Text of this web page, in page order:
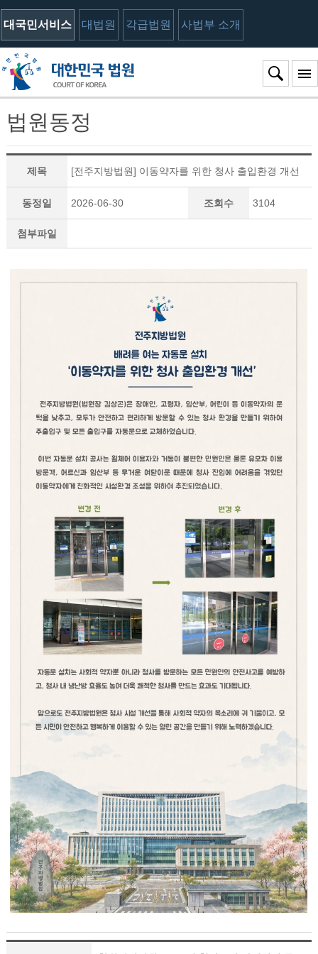
대국민서비스 대법원 각급법원 사법부 소개
법원동정
제목 [전주지방법원] 이동약자를 위한 청사 출입환경 개선
동정일 2026-06-30 조회수 3104
첨부파일